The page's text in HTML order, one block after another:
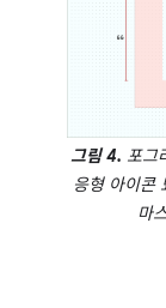
그림 4. 포그
응형 아이콘
마